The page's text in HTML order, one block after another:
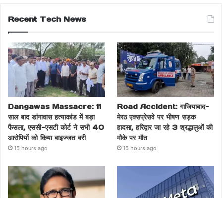
Recent Tech News
Dangawas Massacre: 11
साल बाद डांगावास हत्याकांड में बड़ा
फैसला, एससी-एसटी कोर्ट ने सभी 40
आरोपियों को किया बाइज्जत बरी
15 hours ago
Road Accident: गाजियाबाद-
मेरठ एक्सप्रेसवे पर भीषण सड़क
हादसा, हरिद्वार जा रहे 3 श्रद्धालुओं की
मौके पर मौत
15 hours ago